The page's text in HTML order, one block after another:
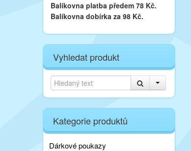
Balíkovna platba předem 78 Kč.
Balíkovna dobírka za 98 Kč.
Vyhledat produkt
Kategorie produktů
Dárkové poukazy